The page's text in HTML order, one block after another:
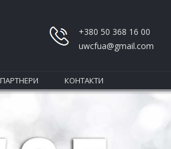
+380 50 368 16 00
uwcfua@gmail.com
ПАРТНЕРИ КОНТАКТИ